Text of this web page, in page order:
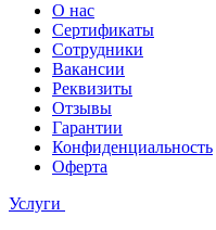
О нас
Сертификаты
Сотрудники
Вакансии
Реквизиты
Отзывы
Гарантии
Конфиденциальность
Оферта
Услуги